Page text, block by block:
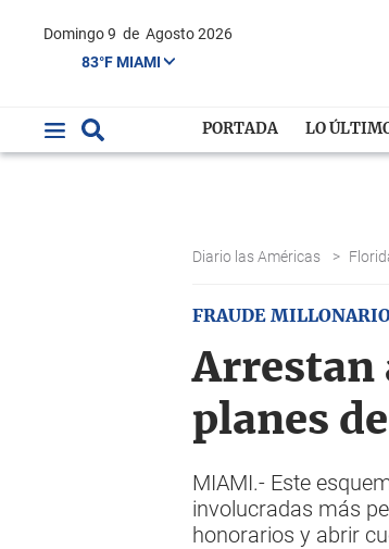
Domingo 9 de Agosto 2026
83°F MIAMI
PORTADA LO
Diario las Américas >
FRAUDE
Arrestan
planes
MIAMI.- Este
involucradas más
honorarios y abrir